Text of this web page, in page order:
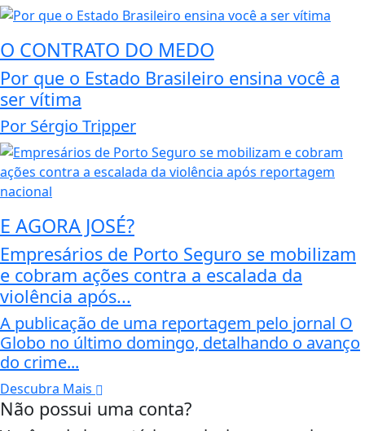
O CONTRATO DO MEDO
Por que o Estado Brasileiro ensina você a
ser vítima
Por Sérgio Tripper
E AGORA JOSÉ?
Empresários de Porto Seguro se mobilizam
e cobram ações contra a escalada da
violência após...
A publicação de uma reportagem pelo jornal O
Globo no último domingo, detalhando o avanço
do crime...
Descubra Mais
Não possui uma conta?